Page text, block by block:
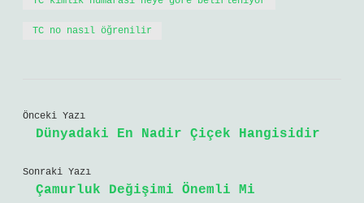
TC no nasıl öğrenilir
Önceki Yazı
Dünyadaki En Nadir Çiçek Hangisidir
Sonraki Yazı
Çamurluk Değişimi Önemli Mi